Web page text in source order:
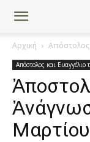
Αρχική Απόστολος
Απόστολος και Ευαγγέλιο